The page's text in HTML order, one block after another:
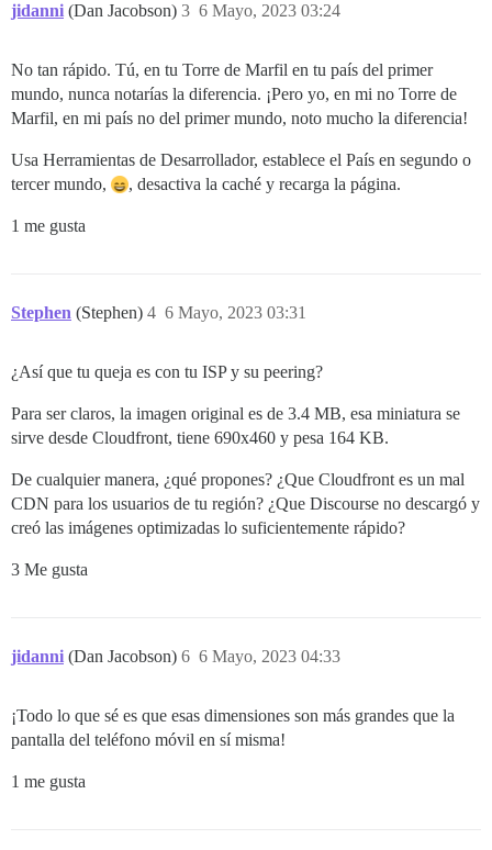
jidanni (Dan Jacobson) 6 Mayo, 2023 03:24
3
No tan rápido. Tú, en tu Torre de Marfil en tu país del primer
mundo, nunca notarías la diferencia. ¡Pero yo, en mi no Torre de
Marfil, en mi país no del primer mundo, noto mucho la diferencia!
Usa Herramientas de Desarrollador, establece el País en segundo o
tercer mundo,
, desactiva la caché y recarga la página.
1 me gusta
Stephen (Stephen) 6 Mayo, 2023 03:31
4
¿Así que tu queja es con tu ISP y su peering?
Para ser claros, la imagen original es de 3.4 MB, esa miniatura se
sirve desde Cloudfront, tiene 690x460 y pesa 164 KB.
De cualquier manera, ¿qué propones? ¿Que Cloudfront es un mal
CDN para los usuarios de tu región? ¿Que Discourse no descargó y
creó las imágenes optimizadas lo suficientemente rápido?
3 Me gusta
jidanni (Dan Jacobson) 6 Mayo, 2023 04:33
6
¡Todo lo que sé es que esas dimensiones son más grandes que la
pantalla del teléfono móvil en sí misma!
1 me gusta